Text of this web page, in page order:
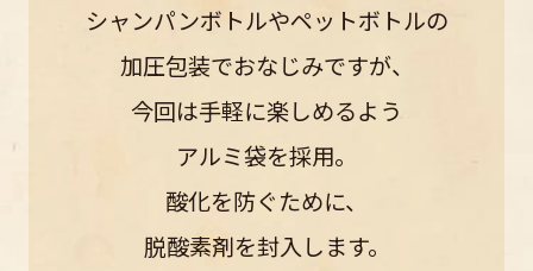
シャンパンボトルやペットボトルの
加圧包装でおなじみですが、
今回は手軽に楽しめるよう
アルミ袋を採用。
酸化を防ぐために、
脱酸素剤を封入します。